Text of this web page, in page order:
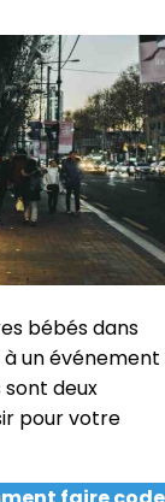
bébés dans
un événement
sont deux
pour votre